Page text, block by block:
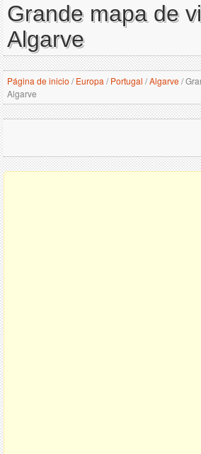
Grande mapa de
Algarve
Página de inicio / Europa / Portugal /Algarve/
Algarve